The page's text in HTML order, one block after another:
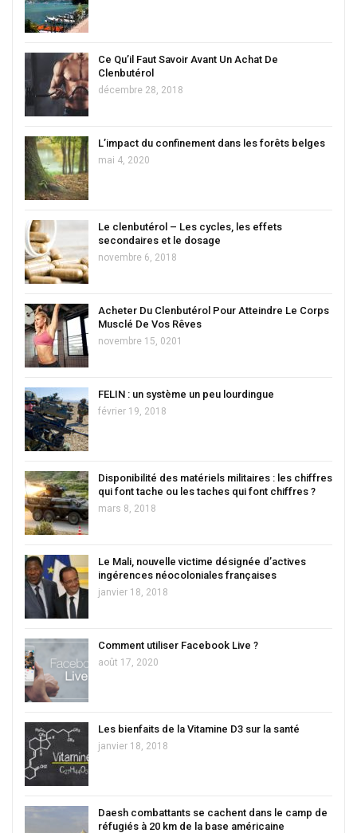
Ce Qu’il Faut Savoir Avant Un Achat De
Clenbutérol
décembre 28, 2018
L’impact du confinement dans les forêts belges
mai 4, 2020
Le clenbutérol – Les cycles, les effets
secondaires et le dosage
novembre 6, 2018
Acheter Du Clenbutérol Pour Atteindre Le Corps
Musclé De Vos Rêves
novembre 15, 0201
FELIN : un système un peu lourdingue
février 19, 2018
Disponibilité des matériels militaires : les chiffres
qui font tache ou les taches qui font chiffres ?
mars 8, 2018
Le Mali, nouvelle victime désignée d’actives
ingérences néocoloniales françaises
janvier 18, 2018
Comment utiliser Facebook Live ?
août 17, 2020
Les bienfaits de la Vitamine D3 sur la santé
janvier 18, 2018
Daesh combattants se cachent dans le camp de
réfugiés à 20 km de la base américaine